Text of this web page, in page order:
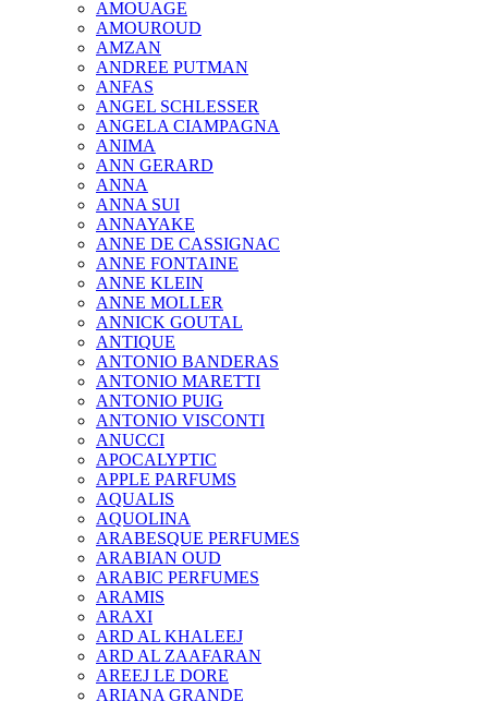
AMOUAGE
AMOUROUD
AMZAN
ANDREE PUTMAN
ANFAS
ANGEL SCHLESSER
ANGELA CIAMPAGNA
ANIMA
ANN GERARD
ANNA
ANNA SUI
ANNAYAKE
ANNE DE CASSIGNAC
ANNE FONTAINE
ANNE KLEIN
ANNE MOLLER
ANNICK GOUTAL
ANTIQUE
ANTONIO BANDERAS
ANTONIO MARETTI
ANTONIO PUIG
ANTONIO VISCONTI
ANUCCI
APOCALYPTIC
APPLE PARFUMS
AQUALIS
AQUOLINA
ARABESQUE PERFUMES
ARABIAN OUD
ARABIC PERFUMES
ARAMIS
ARAXI
ARD AL KHALEEJ
ARD AL ZAAFARAN
AREEJ LE DORE
ARIANA GRANDE